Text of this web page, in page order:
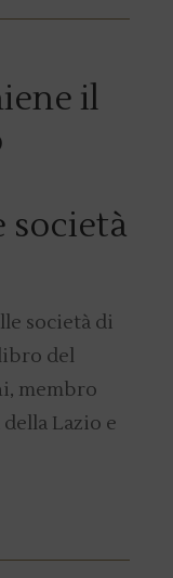
il
società
società di
del
membro
Lazio e